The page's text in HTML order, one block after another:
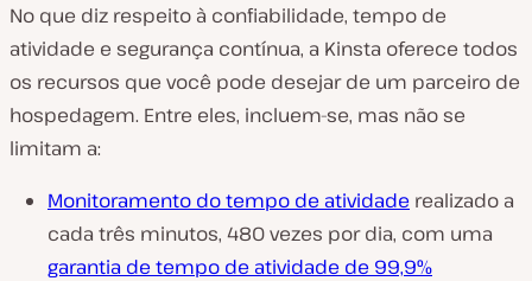
No que diz respeito à confiabilidade, tempo de
atividade e segurança contínua, a Kinsta oferece todos
os recursos que você pode desejar de um parceiro de
hospedagem. Entre eles, incluem-se, mas não se
limitam a:
Monitoramento do tempo de atividade realizado a
cada três minutos, 480 vezes por dia, com uma
garantia de tempo de atividade de 99,9%